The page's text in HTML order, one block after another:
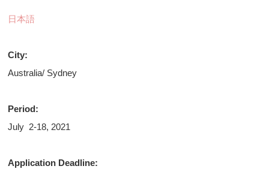
日本語
City:
Australia/ Sydney
Period:
July 2-18, 2021
Application Deadline: